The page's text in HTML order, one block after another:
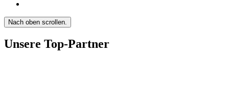
Nach oben scrollen.
Unsere Top-Partner